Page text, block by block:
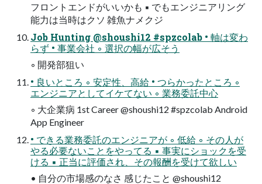
フロントエンドがいいかも ▪ でもエンジニアリング
能力は当時はクソ 雑魚ナメクジ
Job Hunting @shoushi12 #spzcolab • 軸は変わ
らず • 事業会社 ◦ 選択の幅が広そう
◦ 開発部狙い
• 良いところ ◦ 安定性、高給 • つらかったところ ◦
エンジニアとしてイケてない ◦ 業務委託中心
◦ 大企業病 1st Career @shoushi12 #spzcolab Android
App Engineer
• できる業務委託のエンジニアが ◦ 低給 ◦ その人が
やる必要ないことをやってる ▪ 事実にショックを受
ける ▪ 正当に評価され、その報酬を受けて欲しい
• 自分の市場感のなさ 感じたこと @shoushi12